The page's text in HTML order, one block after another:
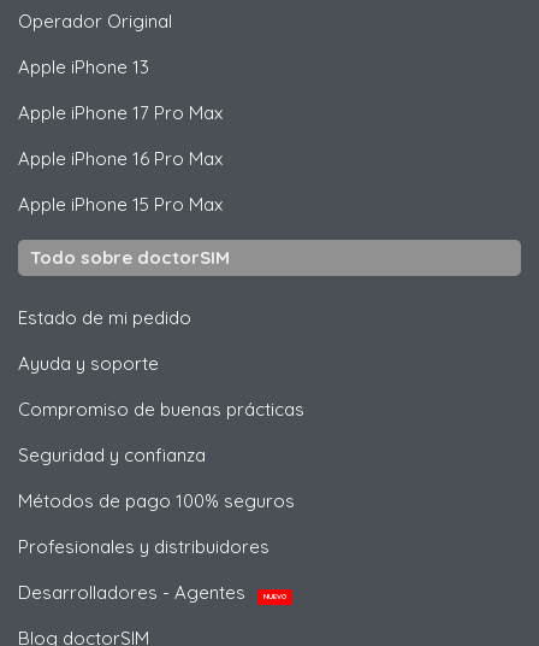
Operador Original
Apple iPhone 13
Apple iPhone 17 Pro Max
Apple iPhone 16 Pro Max
Apple iPhone 15 Pro Max
Todo sobre doctorSIM
Estado de mi pedido
Ayuda y soporte
Compromiso de buenas prácticas
Seguridad y confianza
Métodos de pago 100% seguros
Profesionales y distribuidores
Desarrolladores - Agentes
NUEVO
Blog doctorSIM